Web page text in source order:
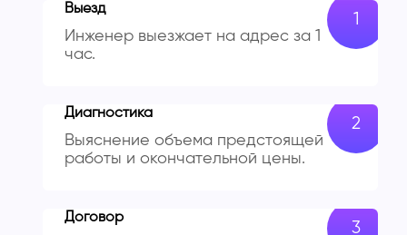
Выезд
Инженер выезжает на адрес за 1
час.
Диагностика
Выяснение объема предстоящей
работы и окончательной цены.
Договор